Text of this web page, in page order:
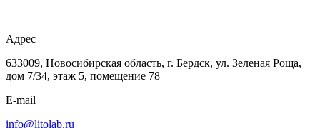
Адрес
633009, Новосибирская область, г. Бердск, ул. Зеленая Роща,
дом 7/34, этаж 5, помещение 78
E-mail
info@litolab.ru